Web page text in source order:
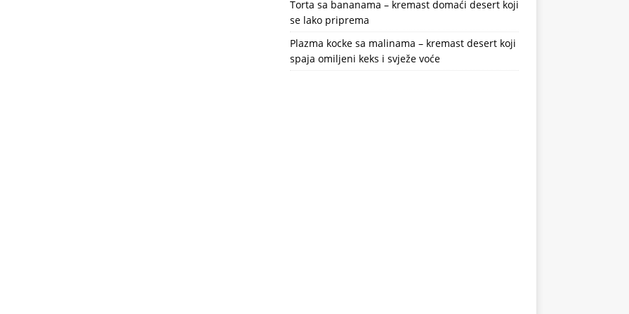
Torta sa bananama – kremast domaći desert koji
se lako priprema
Plazma kocke sa malinama – kremast desert koji
spaja omiljeni keks i svježe voće